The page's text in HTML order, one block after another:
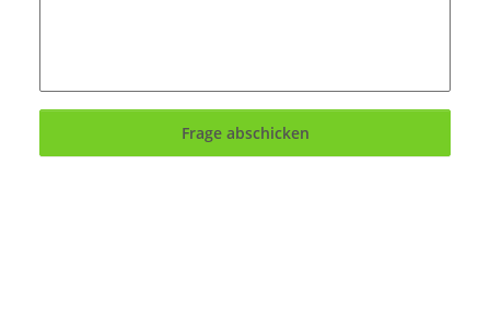
Frage abschicken